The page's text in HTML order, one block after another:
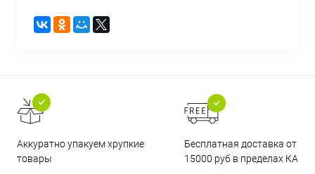
Аккуратно упакуем хрупкие
товары
Бесплатная доставка от
15000 руб в пределах КАД